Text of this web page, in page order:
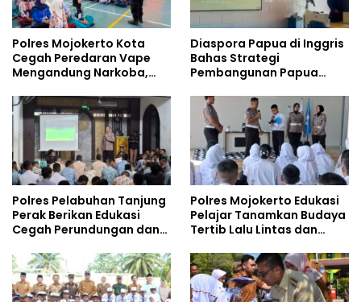
Polres Mojokerto Kota
Cegah Peredaran Vape
Mengandung Narkoba,
Kalangan Remaja
Diaspora Papua di Inggris
Bahas Strategi
Pembangunan Papua
Doktoral Internasional
Polres Pelabuhan Tanjung
Perak Berikan Edukasi
Cegah Perundungan dan
kepada Pelajar MPLS
Polres Mojokerto Edukasi
Pelajar Tanamkan Budaya
Tertib Lalu Lintas dan